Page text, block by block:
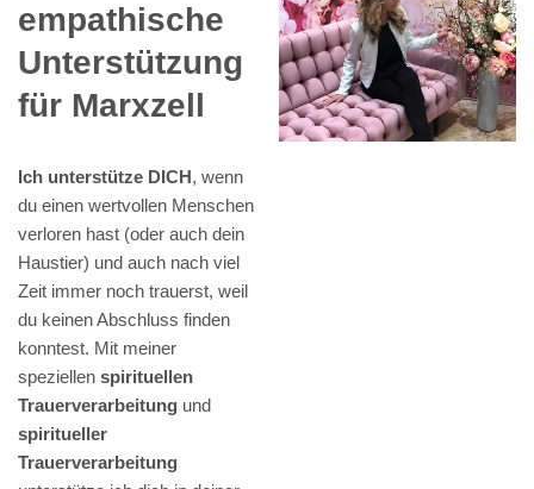
empathische
Unterstützung
für Marxzell
Ich unterstütze DICH, wenn
du einen wertvollen Menschen
verloren hast (oder auch dein
Haustier) und auch nach viel
Zeit immer noch trauerst, weil
du keinen Abschluss finden
konntest. Mit meiner
speziellen spirituellen
Trauerverarbeitung und
spiritueller
Trauerverarbeitung